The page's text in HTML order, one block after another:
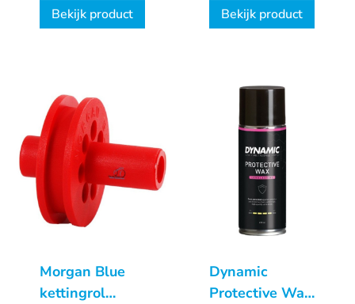
500ml
Bekijk product
Bekijk product
Morgan Blue
kettingrol
Dynamic
Protective Wax